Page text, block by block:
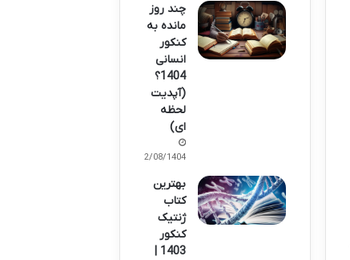
چند روز
مانده به
کنکور
انسانی
1404؟
(آپدیت
لحظه
ای)
12/08/1404
بهترین
کتاب
ژنتیک
کنکور